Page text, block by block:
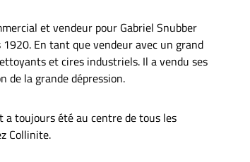
et vendeur pour Gabriel Snubber
En tant que vendeur avec un grand
et cires industriels. Il a vendu ses
de la grande dépression.
a toujours été au centre de tous les
Collinite.